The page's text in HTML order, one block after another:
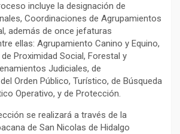
incluye la designación de
Coordinaciones de Agrupamientos
además de once jefaturas
ellas: Agrupamiento Canino y Equino,
Proximidad Social, Forestal y
Judiciales, de
Orden Público, Turístico, de Búsqueda
Operativo, y de Protección.
se realizará a través de la
de San Nicolas de Hidalgo